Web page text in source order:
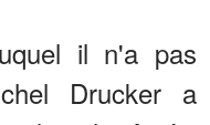
il n'a pas
Drucker a